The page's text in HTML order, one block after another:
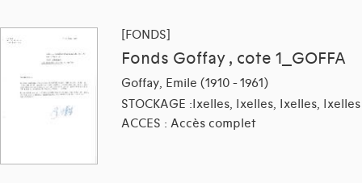
[FONDS]
Fonds Goffay , cote 1_GOFFA
Goffay, Emile (1910 - 1961)
STOCKAGE :Ixelles, Ixelles, Ixelles, Ixelles
ACCES : Accès complet